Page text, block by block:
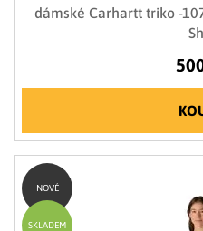
dámské Carhartt triko -
NOVÉ
SKLADEM